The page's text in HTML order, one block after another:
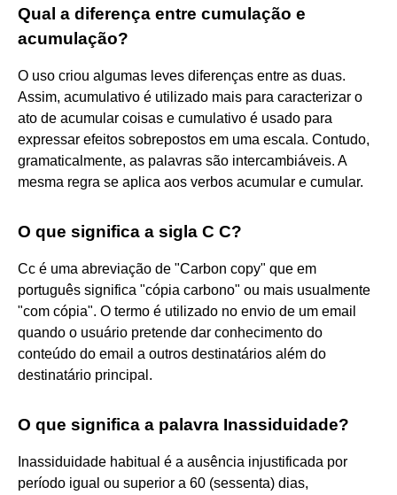
Qual a diferença entre cumulação e
acumulação?
O uso criou algumas leves diferenças entre as duas.
Assim, acumulativo é utilizado mais para caracterizar o
ato de acumular coisas e cumulativo é usado para
expressar efeitos sobrepostos em uma escala. Contudo,
gramaticalmente, as palavras são intercambiáveis. A
mesma regra se aplica aos verbos acumular e cumular.
O que significa a sigla C C?
Cc é uma abreviação de "Carbon copy" que em
português significa "cópia carbono" ou mais usualmente
"com cópia". O termo é utilizado no envio de um email
quando o usuário pretende dar conhecimento do
conteúdo do email a outros destinatários além do
destinatário principal.
O que significa a palavra Inassiduidade?
Inassiduidade habitual é a ausência injustificada por
período igual ou superior a 60 (sessenta) dias,